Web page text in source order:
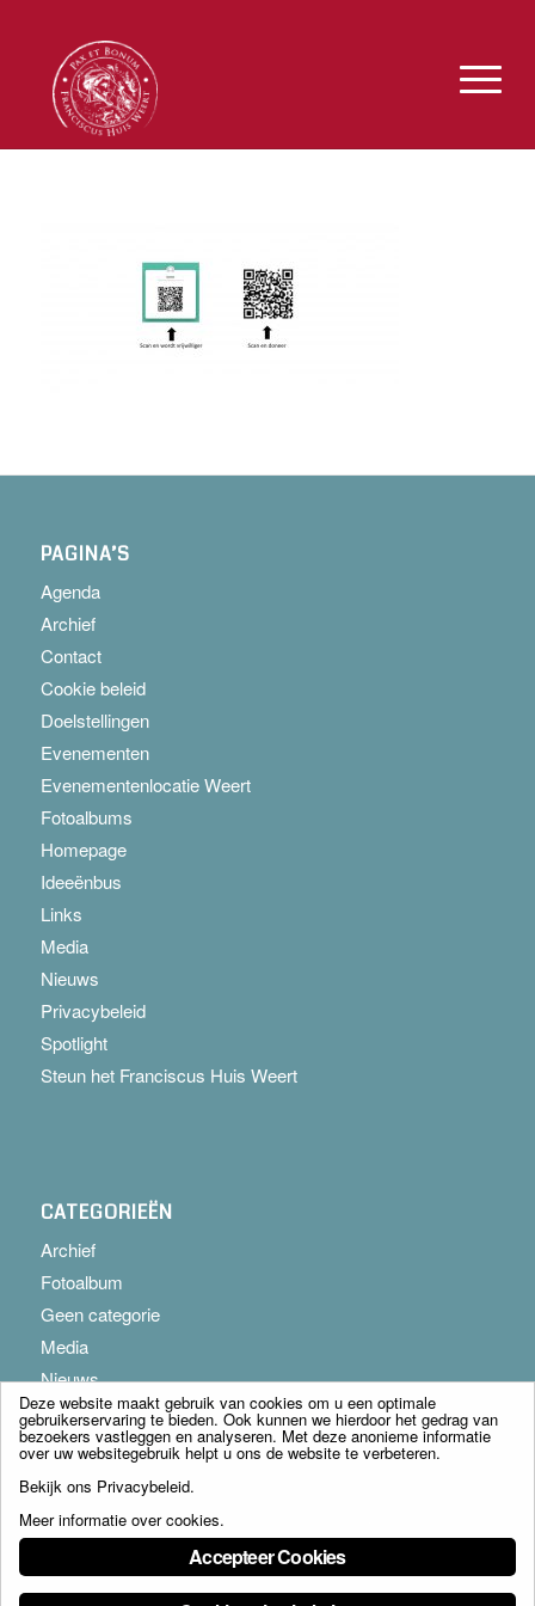
PAGINA’S
Agenda
Archief
Contact
Cookie beleid
Doelstellingen
Evenementen
Evenementenlocatie Weert
Fotoalbums
Homepage
Ideeënbus
Links
Media
Nieuws
Privacybeleid
Spotlight
Steun het Franciscus Huis Weert
CATEGORIEËN
Archief
Fotoalbum
Geen categorie
Media
Nieuws
© Copyright - Franciscus Huis Weert B.V. - webdesign:
Deze website maakt gebruik van cookies om u een optimale
gebruikerservaring te bieden. Ook kunnen we hierdoor het gedrag van
bezoekers vastleggen en analyseren. Met deze anonieme informatie
over uw websitegebruik helpt u ons de website te verbeteren.
Bekijk ons Privacybeleid.
Meer informatie over cookies.
Accepteer Cookies